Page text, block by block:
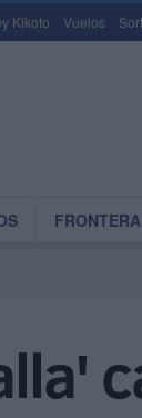
Kikoto Vuelos
FRONTERA